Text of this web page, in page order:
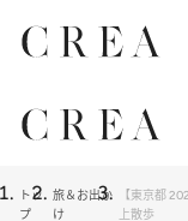
トッ
プ
旅＆お出か
け
【東京都
上散歩